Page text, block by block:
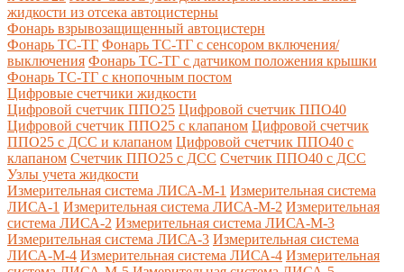
жидкости из отсека автоцистерны
Фонарь взрывозащищенный автоцистерн
Фонарь ТС-ТГ Фонарь ТС-ТГ с сенсором включения/
выключения Фонарь ТС-ТГ с датчиком положения крышки
Фонарь ТС-ТГ с кнопочным постом
Цифровые счетчики жидкости
Цифровой счетчик ППО25 Цифровой счетчик ППО40
Цифровой счетчик ППО25 с клапаном Цифровой счетчик
ППО25 с ДСС и клапаном Цифровой счетчик ППО40 с
клапаном Счетчик ППО25 с ДСС Счетчик ППО40 с ДСС
Узлы учета жидкости
Измерительная система ЛИСА-М-1 Измерительная система
ЛИСА-1 Измерительная система ЛИСА-М-2 Измерительная
система ЛИСА-2 Измерительная система ЛИСА-М-3
Измерительная система ЛИСА-3 Измерительная система
ЛИСА-М-4 Измерительная система ЛИСА-4 Измерительная